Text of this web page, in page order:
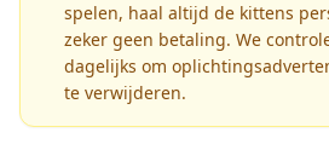
spelen, haal altijd de kittens
zeker geen betaling. We
dagelijks om
te verwijderen.